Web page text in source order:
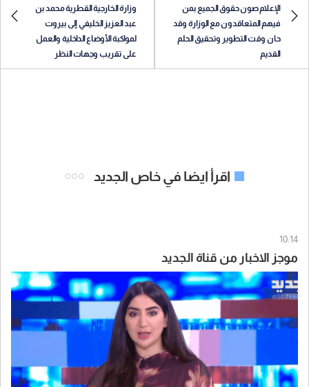
الإعلام صون حقوق الجميع بمن
فيهم المتعاقدون مع الوزارة وقد
حان وقت التطوير وتحقيق الحلم
القديم
وزارة الخارجية القطرية محمد بن
عبد العزيز الخليفي إلى بيروت
لمواكبة الأوضاع الداخلية والعمل
على تقريب وجهات النظر
اقرأ ايضا في خاص الجديد
10:14
موجز الاخبار من قناة الجديد